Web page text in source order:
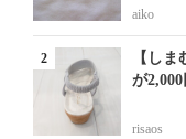
aiko
【し
が
risaos